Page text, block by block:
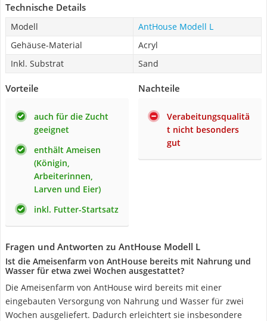
Technische Details
Modell
AntHouse Modell L
Gehäuse-Material
Acryl
Inkl. Substrat
Sand
Vorteile
auch für die Zucht
geeignet
enthält Ameisen
(Königin,
Arbeiterinnen,
Larven und Eier)
inkl. Futter-Startsatz
Nachteile
Verabeitungsqualitä
t nicht besonders
gut
Fragen und Antworten zu AntHouse Modell L
Ist die Ameisenfarm von AntHouse bereits mit Nahrung und
Wasser für etwa zwei Wochen ausgestattet?
Die Ameisenfarm von AntHouse wird bereits mit einer
eingebauten Versorgung von Nahrung und Wasser für zwei
Wochen ausgeliefert. Dadurch erleichtert sie insbesondere